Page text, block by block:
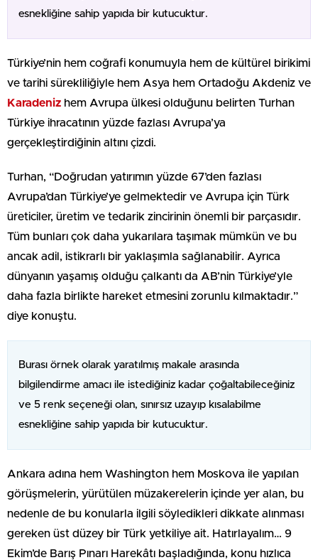
esnekliğine sahip yapıda bir kutucuktur.
Türkiye’nin hem coğrafi konumuyla hem de kültürel birikimi
ve tarihi sürekliliğiyle hem Asya hem Ortadoğu Akdeniz ve
Karadeniz hem Avrupa ülkesi olduğunu belirten Turhan
Türkiye ihracatının yüzde fazlası Avrupa’ya
gerçekleştirdiğinin altını çizdi.
Turhan, “Doğrudan yatırımın yüzde 67’den fazlası
Avrupa’dan Türkiye’ye gelmektedir ve Avrupa için Türk
üreticiler, üretim ve tedarik zincirinin önemli bir parçasıdır.
Tüm bunları çok daha yukarılara taşımak mümkün ve bu
ancak adil, istikrarlı bir yaklaşımla sağlanabilir. Ayrıca
dünyanın yaşamış olduğu çalkantı da AB’nin Türkiye’yle
daha fazla birlikte hareket etmesini zorunlu kılmaktadır.”
diye konuştu.
Burası örnek olarak yaratılmış makale arasında
bilgilendirme amacı ile istediğiniz kadar çoğaltabileceğiniz
ve 5 renk seçeneği olan, sınırsız uzayıp kısalabilme
esnekliğine sahip yapıda bir kutucuktur.
Ankara adına hem Washington hem Moskova ile yapılan
görüşmelerin, yürütülen müzakerelerin içinde yer alan, bu
nedenle de bu konularla ilgili söyledikleri dikkate alınması
gereken üst düzey bir Türk yetkiliye ait. Hatırlayalım… 9
Ekim’de Barış Pınarı Harekâtı başladığında, konu hızlıca